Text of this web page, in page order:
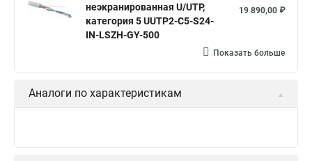
неэкранированная U/UTP,
категория 5 UUTP2-C5-S24-
IN-LSZH-GY-500
19 890,00 ₽
Показать больше
Аналоги по характеристикам